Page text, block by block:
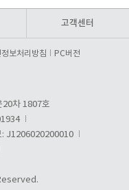
고객센터
정보처리방침 PC버전
20차 1807호
: J1206020200010